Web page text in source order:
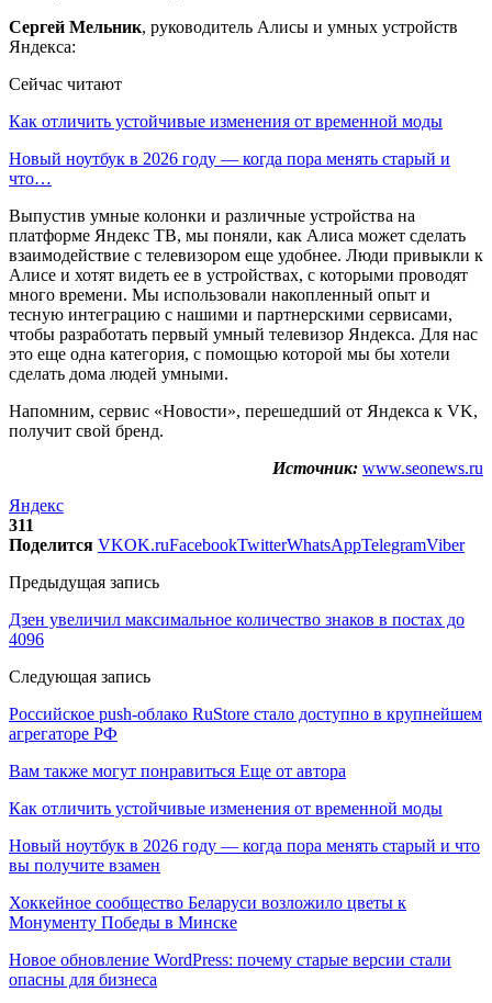
Сергей Мельник, руководитель Алисы и умных устройств
Яндекса:
Сейчас читают
Как отличить устойчивые изменения от временной моды
Новый ноутбук в 2026 году — когда пора менять старый и
что…
Выпустив умные колонки и различные устройства на
платформе Яндекс ТВ, мы поняли, как Алиса может сделать
взаимодействие с телевизором еще удобнее. Люди привыкли к
Алисе и хотят видеть ее в устройствах, с которыми проводят
много времени. Мы использовали накопленный опыт и
тесную интеграцию с нашими и партнерскими сервисами,
чтобы разработать первый умный телевизор Яндекса. Для нас
это еще одна категория, с помощью которой мы бы хотели
сделать дома людей умными.
Напомним, сервис «Новости», перешедший от Яндекса к VK,
получит свой бренд.
Источник: www.seonews.ru
Яндекс
311
Поделится VKOK.ruFacebookTwitterWhatsAppTelegramViber
Предыдущая запись
Дзен увеличил максимальное количество знаков в постах до
4096
Следующая запись
Российское push-облако RuStore стало доступно в крупнейшем
агрегаторе РФ
Вам также могут понравиться Еще от автора
Как отличить устойчивые изменения от временной моды
Новый ноутбук в 2026 году — когда пора менять старый и что
вы получите взамен
Хоккейное сообщество Беларуси возложило цветы к
Монументу Победы в Минске
Новое обновление WordPress: почему старые версии стали
опасны для бизнеса